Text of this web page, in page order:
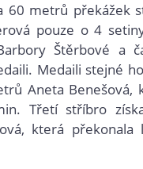
60 metrů překážek
pouze o 4
Štěrbové a
Medaili stejné
Aneta Benešová,
Třetí stříbro
která